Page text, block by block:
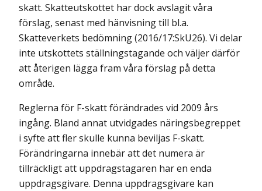
skatt. Skatteutskottet har dock avslagit våra
förslag, senast med hänvisning till bl.a.
Skatteverkets bedömning (2016/17:SkU26). Vi delar
inte utskottets ställningstagande och väljer därför
att återigen lägga fram våra förslag på detta
område.
Reglerna för F-skatt förändrades vid 2009 års
ingång. Bland annat utvidgades näringsbegreppet
i syfte att fler skulle kunna beviljas F-skatt.
Förändringarna innebär att det numera är
tillräckligt att uppdragstagaren har en enda
uppdragsgivare. Denna uppdragsgivare kan